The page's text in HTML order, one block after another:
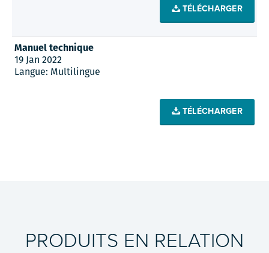
TÉLÉCHARGER
Manuel technique
19 Jan 2022
Langue: Multilingue
TÉLÉCHARGER
PRODUITS EN RELATION